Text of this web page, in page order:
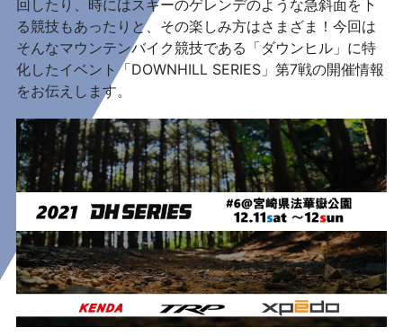
回したり、時にはスキーのゲレンデのような急斜面を下
る競技もあったりと、その楽しみ方はさまざま！今回は
そんなマウンテンバイク競技である「ダウンヒル」に特
化したイベント「DOWNHILL SERIES」第7戦の開催情報
をお伝えします。